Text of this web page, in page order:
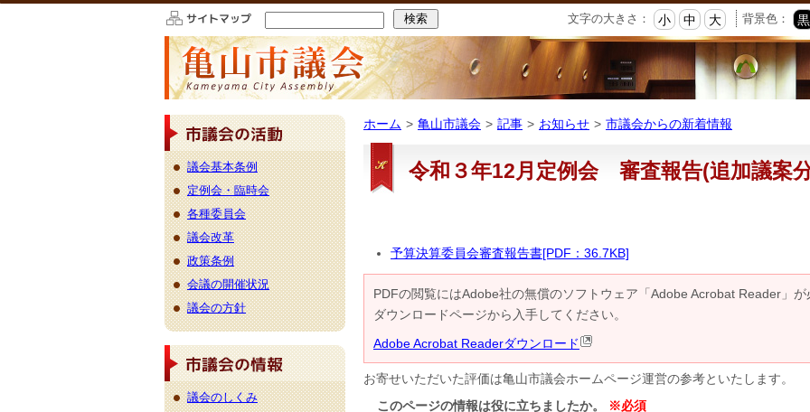
文
へ
移
文字の大きさ： 小 中 大 背景色： 黒
ホーム 亀山市議会 記事 お知らせ 市議会からの新着情報
令和３年12月定例会 審査報告(追加議案分
予算決算委員会審査報告書[PDF：36.7KB]
PDFの閲覧にはAdobe社の無償のソフトウェア「Adobe Acrobat Reader」
ダウンロードページから入手してください。
Adobe Acrobat Readerダウンロード
議会基本条例
定例会・臨時会
各種委員会
議会改革
政策条例
会議の開催状況
議会の方針
議会のしくみ